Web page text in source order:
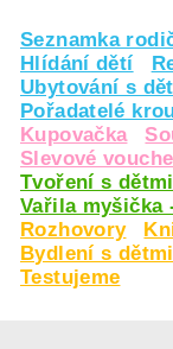
Seznamka
Hlídání dětí
Ubytování s
Pořadatelé
Kupovačka
Slevové
Tvoření s dětmi
Vařila myšička
Rozhovory
Bydlení s dětmi
Testujeme